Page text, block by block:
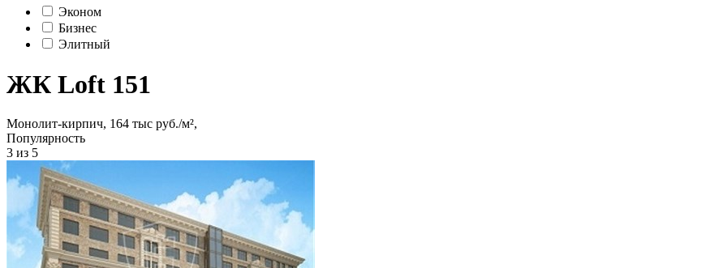
Эконом
Бизнес
Элитный
ЖК Loft 151
Монолит-кирпич, 164 тыс руб./м²,
Популярность
3 из 5